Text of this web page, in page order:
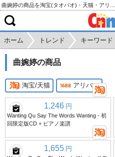
ホーム トレンド キーワード
曲婉婷の商品
淘宝/天猫 アリババ
1,246 円
Wanting Qu Say The Words Wanting - 初
回限定版CD + ピアノ楽譜
1,655 円